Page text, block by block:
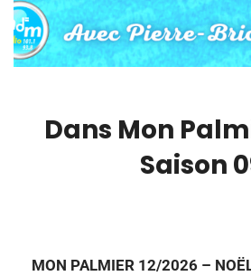
Dans Mon
Saison
MON PALMIER 12/2026 –